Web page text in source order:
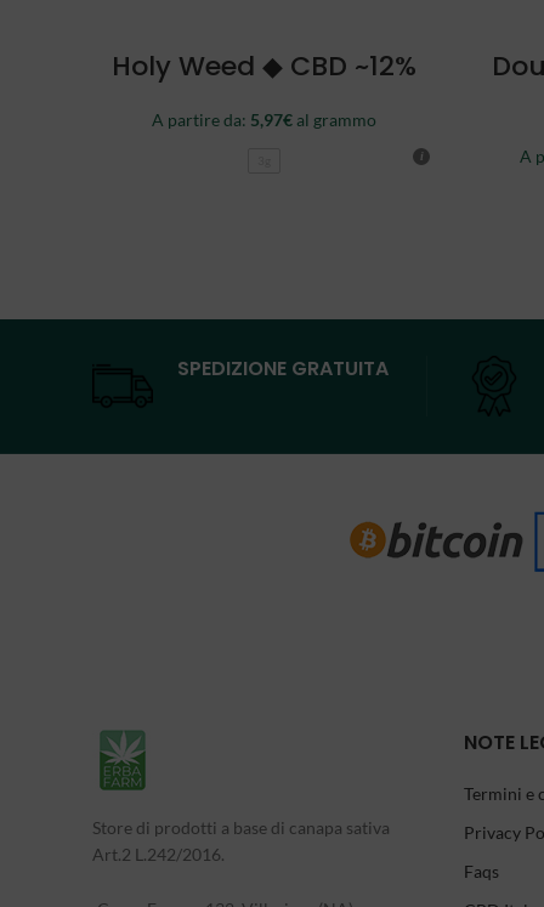
Holy Weed ◆ CBD ~12%
A partire da: 5,97€ al grammo
A
SPEDIZIONE GRATUITA
Store di prodotti a base di canapa sativa
Art.2 L.242/2016.
NOTE
Termini e
Privacy
Faqs